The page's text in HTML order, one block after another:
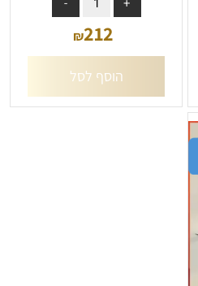
₪212
הוסף לסל